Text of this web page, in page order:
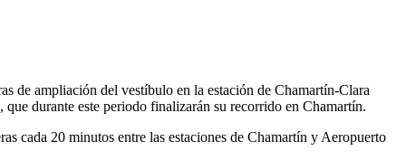
de ampliación del vestíbulo en la estación de Chamartín-Clara
durante este periodo finalizarán su recorrido en Chamartín.
cada 20 minutos entre las estaciones de Chamartín y Aeropuerto